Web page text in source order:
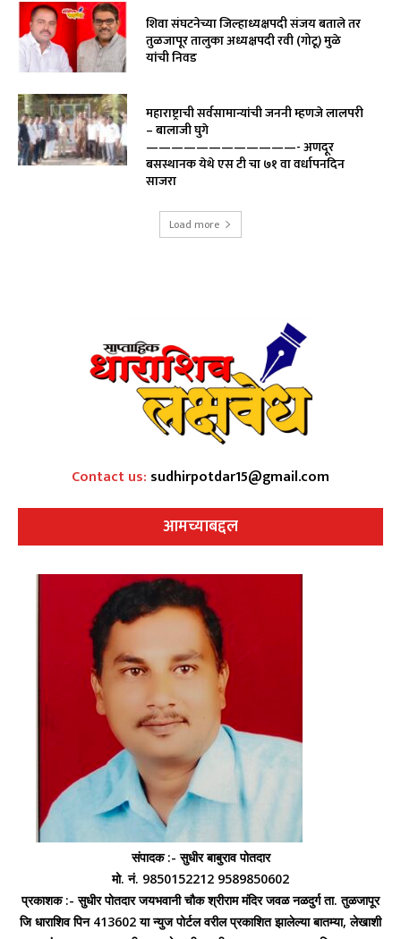
शिवा संघटनेच्या जिल्हाध्यक्षपदी संजय बताले तर
तुळजापूर तालुका अध्यक्षपदी रवी (गोटू) मुळे
यांची निवड
महाराष्ट्राची सर्वसामान्यांची जननी म्हणजे लालपरी
– बालाजी घुगे
————————————- अणदूर
बसस्थानक येथे एस टी चा ७१ वा वर्धापनदिन
साजरा
Load more
Contact us: sudhirpotdar15@gmail.com
आमच्याबद्दल
संपादक :- सुधीर बाबुराव पोतदार
मो. नं. 9850152212 9589850602
प्रकाशक :- सुधीर पोतदार जयभवानी चौक श्रीराम मंदिर जवळ नळदुर्ग ता. तुळजापूर
जि धाराशिव पिन 413602 या न्युज पोर्टल वरील प्रकाशित झालेल्या बातम्या, लेखाशी